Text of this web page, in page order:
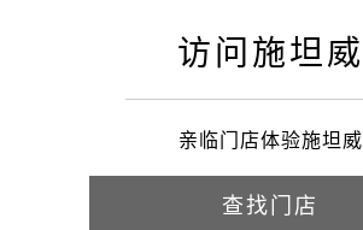
访问施坦威
亲临门店体验施坦威
查找门店